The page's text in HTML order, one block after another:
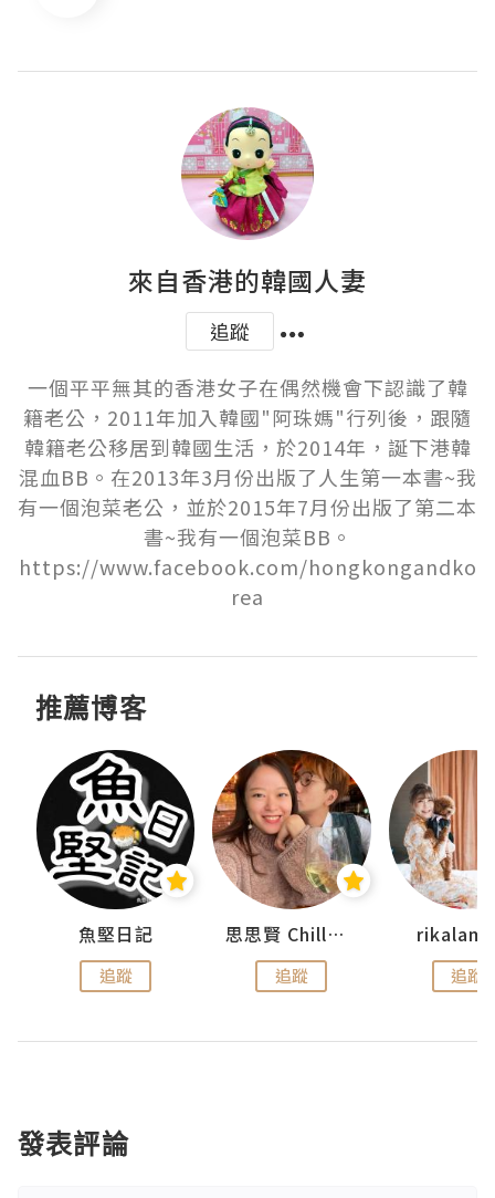
來自香港的韓國人妻
追蹤
一個平平無其的香港女子在偶然機會下認識了韓
籍老公，2011年加入韓國"阿珠媽"行列後，跟隨
韓籍老公移居到韓國生活，於2014年，誕下港韓
混血BB。在2013年3月份出版了人生第一本書~我
有一個泡菜老公，並於2015年7月份出版了第二本
書~我有一個泡菜BB。
https://www.facebook.com/hongkongandko
rea
推薦博客
魚堅日記
追蹤
思思賢 ChillMyBabe
追蹤 追蹤
發表評論